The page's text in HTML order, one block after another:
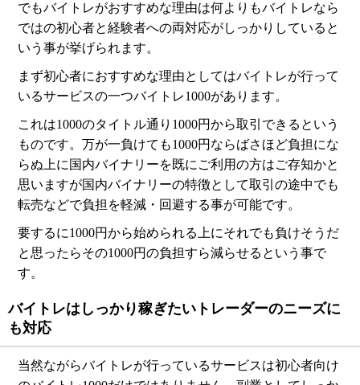
でもバイトレがおすすめな理由は何よりもバイトレなら
ではの初心者と経験者への両対応がしっかりしていると
いう事が挙げられます。
まず初心者におすすめな理由としてはバイトレが行って
いるサービスの一つバイトレ1000があります。
これは1000のタイトル通り1000円から取引できるという
ものです。万が一負けても1000円ならばさほど負担にな
らぬ上に国内バイナリーを既にご利用の方はご存知かと
思いますが国内バイナリーの特徴として取引の途中でも
転売などで負担を軽減・回避する事が可能です。
要するに1000円から始められる上にそれでも負けそうだ
と思ったらその1000円の負担すら減らせるという事で
す。
バイトレはしっかり稼ぎたいトレーダーのニーズに
も対応
当然ながらバイトレが行っているサービスは初心者向け